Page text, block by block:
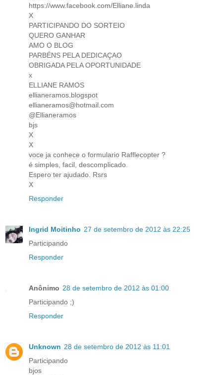
https://www.facebook.com/Elliane.linda
X
PARTICIPANDO DO SORTEIO
QUERO GANHAR
AMO O BLOG
PARBÉNS PELA DEDICAÇAO
OBRIGADA PELA OPORTUNIDADE
x
ELLIANE RAMOS
ellianeramos.blogspot
ellianeramos@hotmail.com
@Ellianeramos
bjs
X
X
voce ja conhece o formulario Rafflecopter ?
é simples, facil, descomplicado.
Espero ter ajudado. Rsrs
X
Responder
Ingrid Moitinho 27 de setembro de 2012 às 22:25
Participando
Responder
Anônimo 28 de setembro de 2012 às 01:00
Participando ;)
Responder
Unknown 28 de setembro de 2012 às 11:01
Participando
bjos